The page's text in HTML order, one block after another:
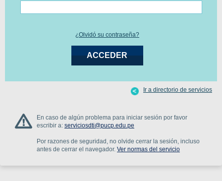
¿Olvidó su contraseña?
En caso de algún problema para iniciar sesión por favor
escribir a: serviciosdti@pucp.edu.pe
Por razones de seguridad, no olvide cerrar la sesión, incluso
antes de cerrar el navegador. Ver normas del servicio
Ir a directorio de servicios